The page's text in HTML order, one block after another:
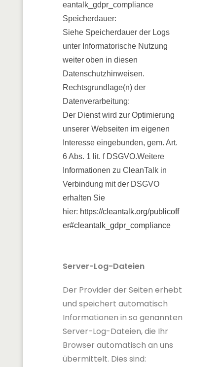
eantalk_gdpr_compliance
Speicherdauer:
Siehe Speicherdauer der Logs
unter Informatorische Nutzung
weiter oben in diesen
Datenschutzhinweisen.
Rechtsgrundlage(n) der
Datenverarbeitung:
Der Dienst wird zur Optimierung
unserer Webseiten im eigenen
Interesse eingebunden, gem. Art.
6 Abs. 1 lit. f DSGVO.Weitere
Informationen zu CleanTalk in
Verbindung mit der DSGVO
erhalten Sie
hier: https://cleantalk.org/publicoff
er#cleantalk_gdpr_compliance
Server-Log-Dateien
Der Provider der Seiten erhebt
und speichert automatisch
Informationen in so genannten
Server-Log-Dateien, die Ihr
Browser automatisch an uns
übermittelt. Dies sind: